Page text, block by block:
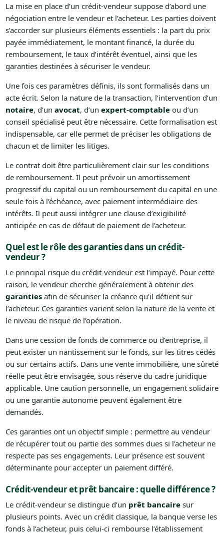
La mise en place d’un crédit-vendeur suppose d’abord une
négociation entre le vendeur et l’acheteur. Les parties doivent
s’accorder sur plusieurs éléments essentiels : la part du prix
payée immédiatement, le montant financé, la durée du
remboursement, le taux d’intérêt éventuel, ainsi que les
garanties destinées à sécuriser le vendeur.
Une fois ces paramètres définis, ils sont formalisés dans un
acte écrit. Selon la nature de la transaction, l’intervention d’un
notaire, d’un avocat, d’un expert-comptableou d’un
conseil spécialisé peut être nécessaire. Cette formalisation est
indispensable, car elle permet de préciser les obligations de
chacun et de limiter les litiges.
Le contrat doit être particulièrement clair sur les conditions
de remboursement. Il peut prévoir un amortissement
progressif du capital ou un remboursement du capital en une
seule fois à l’échéance, avec paiement intermédiaire des
intérêts. Il peut aussi intégrer une clause d’exigibilité
anticipée en cas de défaut de paiement de l’acheteur.
Quel est le rôle des garanties dans un crédit-
vendeur ?
Le principal risque du crédit-vendeur est l’impayé. Pour cette
raison, le vendeur cherche généralement à obtenir des
garantiesafin de sécuriser la créance qu’il détient sur
l’acheteur. Ces garanties varient selon la nature de la vente et
le niveau de risque de l’opération.
Dans une cession de fonds de commerce ou d’entreprise, il
peut exister un nantissement sur le fonds, sur les titres cédés
ou sur certains actifs. Dans une vente immobilière, une sûreté
réelle peut être envisagée, sous réserve du cadre juridique
applicable. Une caution personnelle, un engagement solidaire
ou une garantie autonome peuvent également être
demandés.
Ces garanties ont un objectif simple : permettre au vendeur
de récupérer tout ou partie des sommes dues si l’acheteur ne
respecte pas ses engagements. Leur présence est souvent
déterminante pour accepter un paiement différé.
Crédit-vendeur et prêt bancaire : quelle différence ?
Le crédit-vendeur se distingue d’un prêt bancairesur
plusieurs points. Avec un crédit classique, la banque verse les
fonds à l’acheteur, puis celui-ci rembourse l’établissement